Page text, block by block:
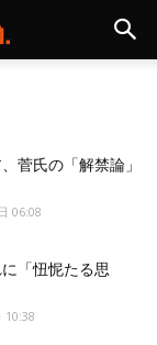
菅氏の「解禁論」
06:08
「忸怩たる思
10:38